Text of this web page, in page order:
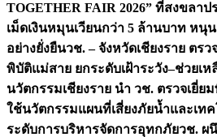
TOGETHER FAIR 2026” ที่สงขลาป
เม็ดเงินหมุนเวียนกว่า 5 ล้านบาท หนุ
อย่างยั่งยืนวช. – จังหวัดเชียงราย ตร
พิบัติแม่สาย ยกระดับเฝ้าระวัง–ช่วยเ
นวัตกรรมเชียงราย นำ วช. ตรวจเยี่
ใช้นวัตกรรมแผนที่เสี่ยงภัยน้ำและเท
ระดับการบริหารจัดการอุทกภัยวช. ผ